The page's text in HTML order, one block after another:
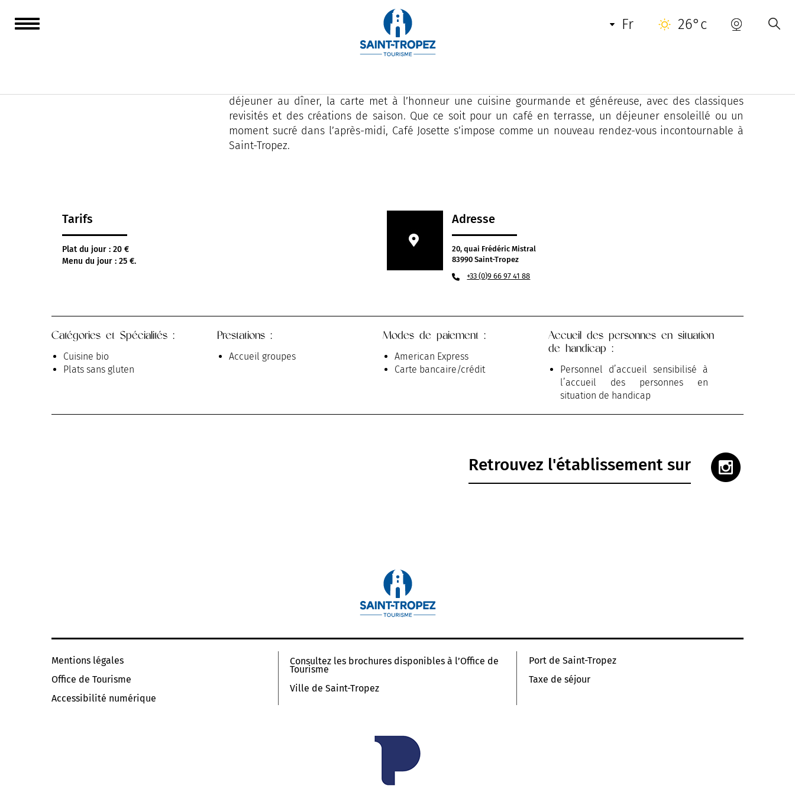
fr 26°c
Café Josette est une adresse incontournable située sur le port de Saint-Tropez.
déjeuner au dîner, la carte met à l’honneur une cuisine gourmande et généreuse, avec des classiques
revisités et des créations de saison. Que ce soit pour un café en terrasse, un déjeuner ensoleillé ou un
moment sucré dans l’après-midi, Café Josette s’impose comme un nouveau rendez-vous incontournable à
Saint-Tropez.
Tarifs
Plat du jour : 20 €
Menu du jour : 25 €.
Adresse
20, quai Frédéric Mistral
83990 Saint-Tropez
+33 (0)9 66 97 41 88
Catégories et Spécialités :
Cuisine bio
Plats sans gluten
Prestations :
Accueil groupes
Modes de paiement :
American Express
Carte bancaire/crédit
Accueil des personnes en situation
de handicap :
Personnel d’accueil sensibilisé à
l’accueil des personnes en
situation de handicap
Retrouvez l'établissement sur
Mentions légales
Office de Tourisme
Accessibilité numérique
Consultez les brochures disponibles à l’Office de
Tourisme
Ville de Saint-Tropez
Port de Saint-Tropez
Taxe de séjour